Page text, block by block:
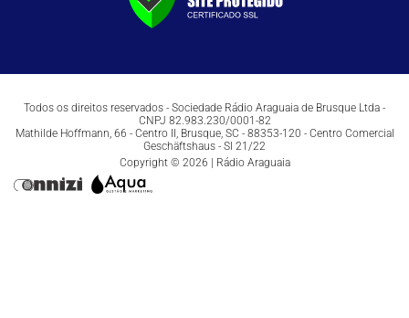
Todos os direitos reservados - Sociedade Rádio Araguaia de Brusque Ltda -
CNPJ 82.983.230/0001-82
Mathilde Hoffmann, 66 - Centro II, Brusque, SC - 88353-120 - Centro Comercial
Geschäftshaus - Sl 21/22
Copyright © 2026 | Rádio Araguaia